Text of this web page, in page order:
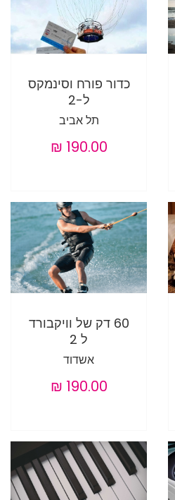
כדור פורח וסינמקס
ל-2
תל אביב
60 דק של וויקבורד
ל 2
אשדוד